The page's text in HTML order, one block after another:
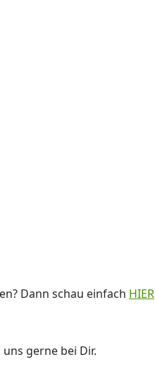
Dann schau einfach HIER
gerne bei Dir.